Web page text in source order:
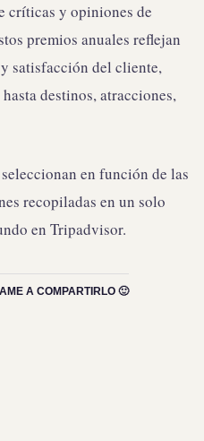
críticas y opiniones de
premios anuales reflejan
satisfacción del cliente,
destinos, atracciones,
en función de las
recopiladas en un solo
en Tripadvisor.
A COMPARTIRLO 🙂